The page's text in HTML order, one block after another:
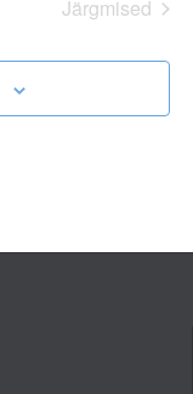
Järgmised